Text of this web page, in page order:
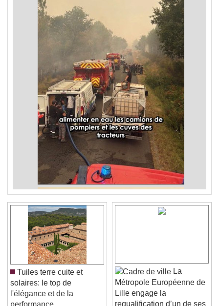
Tuiles terre cuite et
solaires: le top de
l'élégance et de la
La
Métropole Européenne de
Lille engage la